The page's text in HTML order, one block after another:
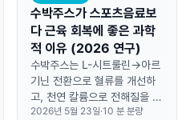
수박주스가 스포츠음료보
다 근육 회복에 좋은 과학
적 이유 (2026 연구)
수박주스는 L-시트룰린→아르
기닌 전환으로 혈류를 개선하
고, 천연 칼륨으로 전해질을 보
충해 운동 후 근육 회복을 돕습
2026년 5월 23일·10 분 분량